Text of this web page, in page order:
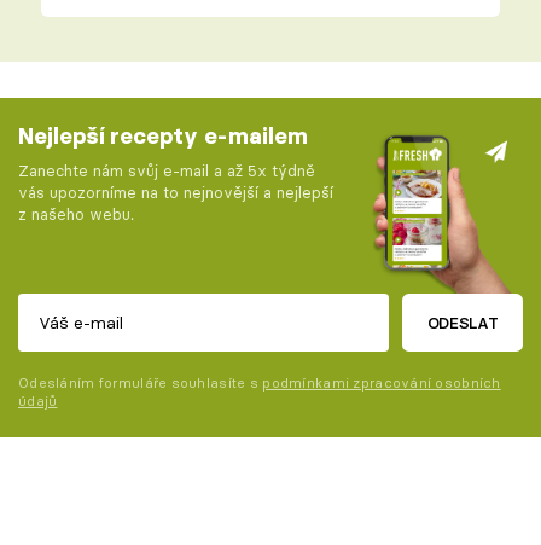
Nejlepší recepty e-mailem
Zanechte nám svůj e-mail a až 5x týdně
vás upozorníme na to nejnovější a nejlepší
z našeho webu.
ODESLAT
Odesláním formuláře souhlasíte s podmínkami zpracování osobních
údajů